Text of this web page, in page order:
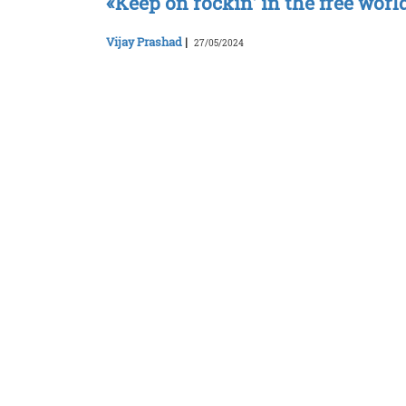
Vijay Prashad | 27/05/2024